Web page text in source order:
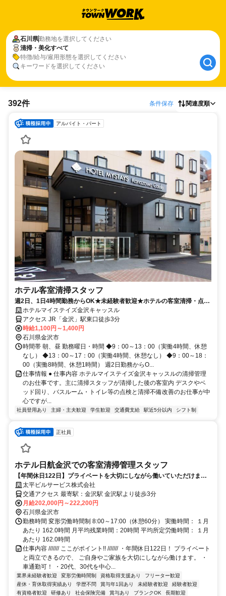
石川県勤務地を選択してください
清掃・美化すべて
特徴/給与/雇用形態を選択してください
キーワードを選択してください
392件 条件保存 関連度順
アルバイト・パート
ホテル客室清掃スタッフ
週2日、1日4時間勤務からOK★未経験者歓迎★ホテルの客室清掃・点検
スタッフ募集
ホテルマイステイズ金沢キャッスル
アクセス JR「金沢」駅東口徒歩3分
時給1,100円～1,400円
石川県金沢市
時間帯 朝、昼 勤務曜日・時間 ◆9：00～13：00（実働4時間、休憩
なし） ◆13：00～17：00（実働4時間、休憩なし） ◆9：00～18：
00（実働8時間、休憩1時間） 週2日勤務からO...
仕事情報 ● 仕事内容 ホテルマイステイズ金沢キャッスルの清掃管理
のお仕事です。主に清掃スタッフが清掃した後の客室内 デスクやベ
ッド回り、バスルーム・トイレ等の点検と清掃不備改善のお仕事が中
心ですが...
社員登用あり 主婦・主夫歓迎 学生歓迎 交通費支給 駅近5分以内 シフト制
正社員
ホテル日航金沢での客室清掃管理スタッフ
【年間休日122日】プライベートを大切にしながら働いていただけま
す。入社時期相談OK◎ 活躍中のスタッフも、ほぼ清掃未経験からのス
タート！
太平ビルサービス株式会社
交通アクセス 最寄駅：金沢駅 金沢駅より徒歩3分
月給202,000円～222,200円
石川県金沢市
勤務時間 変形労働時間制 8:00～17:00（休憩60分） 実働時間： １月
あたり 162.0時間 月平均残業時間：20時間 平均所定労働時間： １月
あたり 162.0時間
仕事内容 /////// ここがポイント!! /////// ・年間休日122日！ プライベート
と両立できるので、 ご自身やご家族を大切にしながら働けます。 ・
車通勤可！ ・20代、30代を中心...
業界未経験者歓迎 変形労働時間制 資格取得支援あり
フリーター歓迎
産休・育休取得実績あり
学歴不問 賞与年1回あり 未経験者歓迎
経験者歓迎
有資格者歓迎
研修あり 社会保険完備 賞与あり ブランクOK
長期歓迎